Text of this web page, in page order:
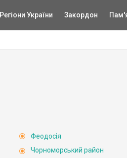
Регіони України Закордон
Феодосія
Чорноморський район